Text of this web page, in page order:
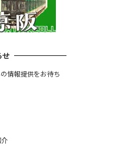
情報提供をお待ち